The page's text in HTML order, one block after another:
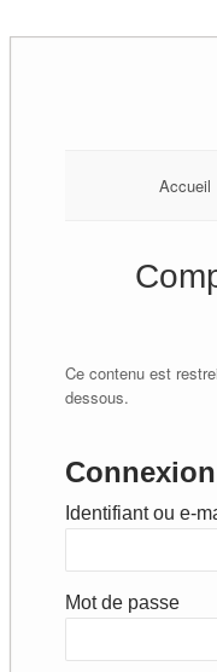
Accueil
Ce contenu est
dessous.
Identifiant ou e-
Mot de passe